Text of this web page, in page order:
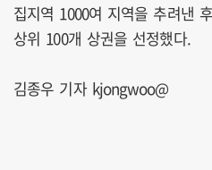
집지역 1000여 지역을 추려낸
상위 100개 상권을 선정했다.
김종우 기자 kjongwoo@